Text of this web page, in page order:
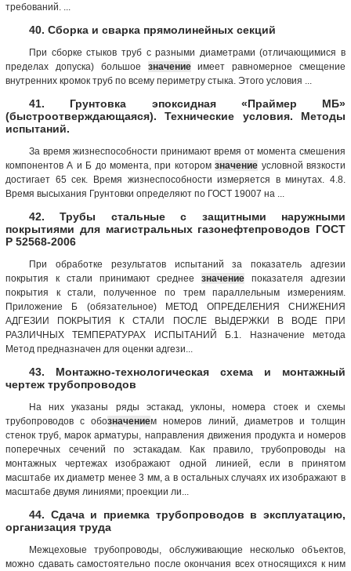
требований. ...
40. Сборка и сварка прямолинейных секций
При сборке стыков труб с разными диаметрами (отличающимися в
пределах допуска) большое значениеимеет равномерное смещение
внутренних кромок труб по всему периметру стыка. Этого условия ...
41. Грунтовка эпоксидная «Праймер МБ»
(быстроотверждающаяся). Технические условия. Методы
испытаний.
За время жизнеспособности принимают время от момента смешения
компонентов А и Б до момента, при которомзначение условной вязкости
достигает 65 сек. Время жизнеспособности измеряется в минутах. 4.8.
Время высыхания Грунтовки определяют по ГОСТ 19007 на ...
42. Трубы стальные с защитными наружными
покрытиями для магистральных газонефтепроводов ГОСТ
Р 52568-2006
При обработке результатов испытаний за показатель адгезии
покрытия к стали принимают среднеезначение показателя адгезии
покрытия к стали, полученное по трем параллельным измерениям.
Приложение Б (обязательное) МЕТОД ОПРЕДЕЛЕНИЯ СНИЖЕНИЯ
АДГЕЗИИ ПОКРЫТИЯ К СТАЛИ ПОСЛЕ ВЫДЕРЖКИ В ВОДЕ ПРИ
РАЗЛИЧНЫХ ТЕМПЕРАТУРАХ ИСПЫТАНИЙ Б.1. Назначение метода
Метод предназначен для оценки адгези...
43. Монтажно-технологическая схема и монтажный
чертеж трубопроводов
На них указаны ряды эстакад, уклоны, номера стоек и схемы
трубопроводов с обозначением номеров линий, диаметров и толщин
стенок труб, марок арматуры, направления движения продукта и номеров
поперечных сечений по эстакадам. Как правило, трубопроводы на
монтажных чертежах изображают одной линией, если в принятом
масштабе их диаметр менее 3 мм, а в остальных случаях их изображают в
масштабе двумя линиями; проекции ли...
44. Сдача и приемка трубопроводов в эксплуатацию,
организация труда
Межцеховые трубопроводы, обслуживающие несколько объектов,
можно сдавать самостоятельно после окончания всех относящихся к ним